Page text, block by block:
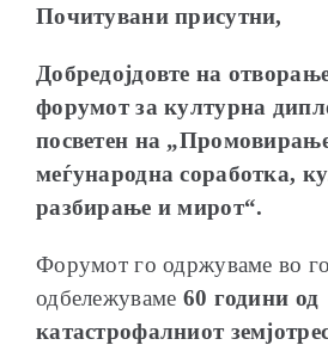
ШКОЛА ЗА МЛАДИ
ПРМ 2009-2019
Почитувани присутни,
Добредојдовте на
форумот за културна
посветен на
меѓународна соработка,
разбирање и мирот“.
Форумот го одржуваме во
одбележуваме 60 години од
катастрофалниот